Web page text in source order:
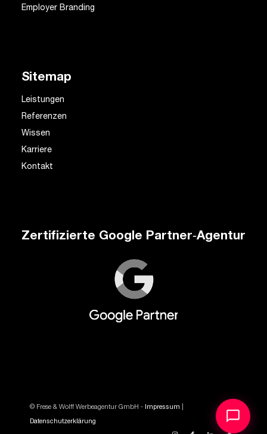
Employer Branding
Sitemap
Leistungen
Referenzen
Wissen
Karriere
Kontakt
Zertifizierte Google Partner‑Agentur
© Frese & Wolff Werbeagentur GmbH - Impressum
Datenschutzerklärung